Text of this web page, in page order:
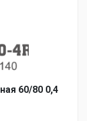
60/80 0,4